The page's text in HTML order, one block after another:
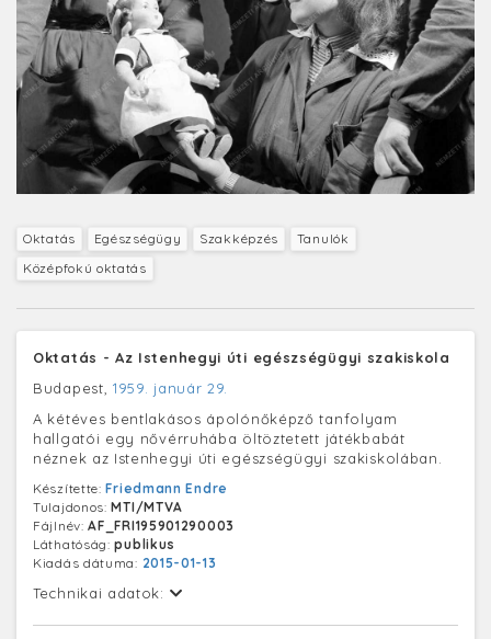
Oktatás Egészségügy Szakképzés
Tanulók
Középfokú oktatás
Oktatás - Az Istenhegyi úti egészségügyi szakiskola
Budapest, 1959. január 29.
A kétéves bentlakásos ápolónőképző tanfolyam
hallgatói egy nővérruhába öltöztetett játékbabát
néznek az Istenhegyi úti egészségügyi szakiskolában.
Készítette:Friedmann Endre
Tulajdonos:MTI/MTVA
Fájlnév:AF_FRI195901290003
Láthatóság:publikus
Kiadás dátuma: 2015-01-13
Technikai adatok: